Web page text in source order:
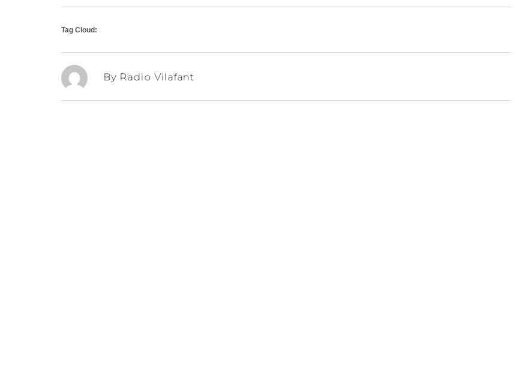
amunt/cap
incrementar
Tag Cloud:
By Radio Vilafant